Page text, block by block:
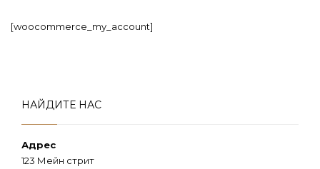
[woocommerce_my_account]
НАЙДИТЕ НАС
Адрес
123 Мейн стрит